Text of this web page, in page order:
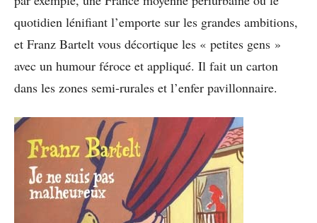
quotidien lénifiant l’emporte sur les grandes ambitions,
et Franz Bartelt vous décortique les « petites gens »
avec un humour féroce et appliqué. Il fait un carton
dans les zones semi-rurales et l’enfer pavillonnaire.